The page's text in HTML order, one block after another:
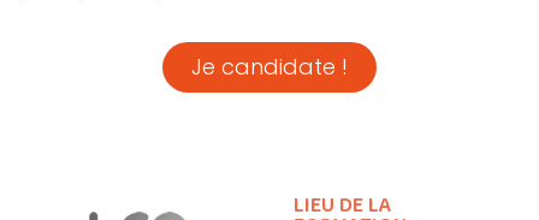
Je candidate !
LIEU DE LA